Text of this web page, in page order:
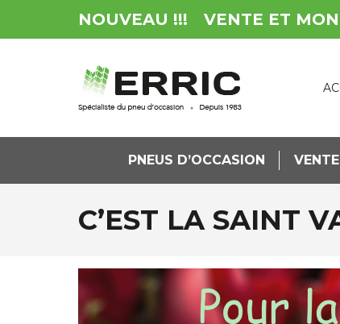
NOUVEAU !!! VENTE ET
PNEUS D’OCCASION
C’EST LA SAINT